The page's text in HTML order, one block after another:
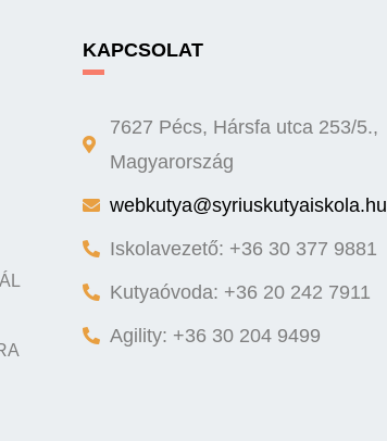
KAPCSOLAT
7627 Pécs, Hársfa utca 253/5.,
Magyarország
webkutya@syriuskutyaiskola.hu
Iskolavezető: +36 30 377 9881
Kutyaóvoda: +36 20 242 7911
Agility: +36 30 204 9499